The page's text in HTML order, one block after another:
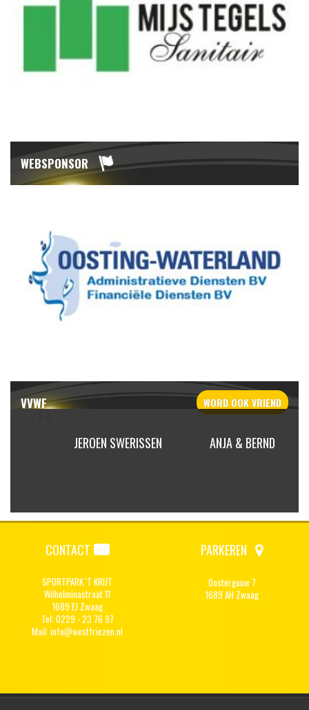
WEBSPONSOR
VVWF WORD OOKVRIEND
JEROEN SWERISSEN ANJA & BERND
CONTACT
SPORTPARK 'T KRIJT
Wilhelminastraat 11
1689 EJ Zwaag
Tel: 0229 - 23 76 97
Mail:info@westfriezen.nl
PARKEREN
Oostergouw 7
1689 AH Zwaag